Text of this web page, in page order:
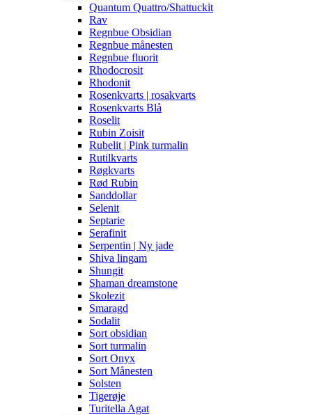
Quantum Quattro/Shattuckit
Rav
Regnbue Obsidian
Regnbue månesten
Regnbue fluorit
Rhodocrosit
Rhodonit
Rosenkvarts | rosakvarts
Rosenkvarts Blå
Roselit
Rubin Zoisit
Rubelit | Pink turmalin
Rutilkvarts
Røgkvarts
Rød Rubin
Sanddollar
Selenit
Septarie
Serafinit
Serpentin | Ny jade
Shiva lingam
Shungit
Shaman dreamstone
Skolezit
Smaragd
Sodalit
Sort obsidian
Sort turmalin
Sort Onyx
Sort Månesten
Solsten
Tigerøje
Turitella Agat